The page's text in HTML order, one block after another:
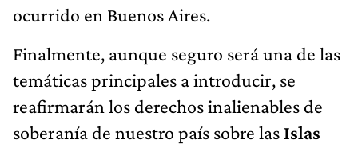
ocurrido en Buenos Aires.
Finalmente, aunque seguro será una de las
temáticas principales a introducir, se
reafirmarán los derechos inalienables de
soberanía de nuestro país sobre las Islas